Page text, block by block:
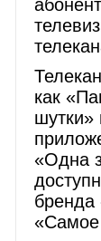
как
шутки»
«Одна
бренда
«Самое